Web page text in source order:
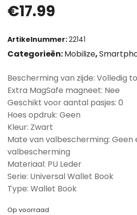
€17.99
Artikelnummer:22141
Categorieën:Mobilize,
Bescherming van zijde: Volledig
Extra MagSafe magneet: Nee
Geschikt voor aantal pasjes: 0
Hoes opdruk: Geen
Kleur: Zwart
Mate van valbescherming: Geen
valbescherming
Materiaal: PU Leder
Serie: Universal Wallet Book
Type: Wallet Book
Op voorraad